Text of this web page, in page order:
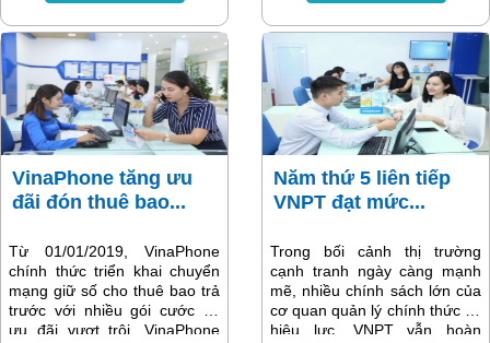
khách hàng có nhu cầu.
trên Zalo.
VinaPhone tăng ưu
đãi đón thuê bao...
Từ 01/01/2019, VinaPhone
chính thức triển khai chuyển
mạng giữ số cho thuê bao trả
trước với nhiều gói cước và
ưu đãi vượt trội. VinaPhone
Năm thứ 5 liên tiếp
VNPT đạt mức...
Trong bối cảnh thị trường
cạnh tranh ngày càng mạnh
mẽ, nhiều chính sách lớn của
cơ quan quản lý chính thức có
hiệu lực, VNPT vẫn hoàn